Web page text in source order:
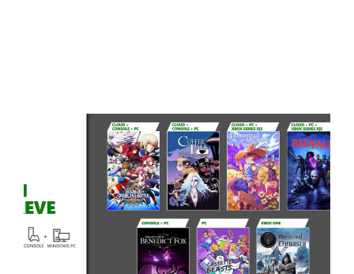
Central Comics